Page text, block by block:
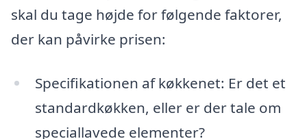
skal du tage højde for følgende faktorer,
der kan påvirke prisen:
Specifikationen af køkkenet: Er det et
standardkøkken, eller er der tale om
speciallavede elementer?